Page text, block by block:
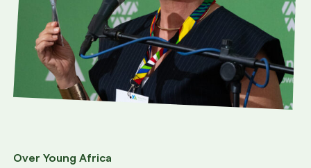
Over Young Africa